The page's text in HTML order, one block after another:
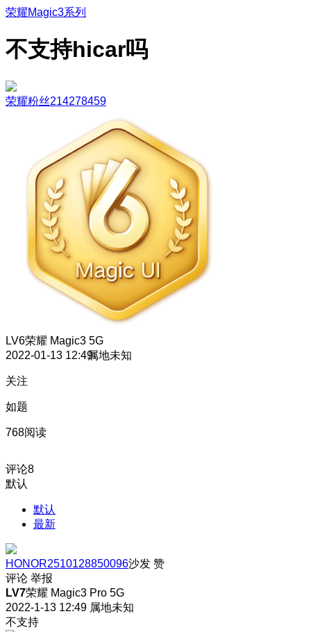
荣耀Magic3系列
不支持hicar吗
荣耀粉丝214278459
LV6荣耀 Magic3 5G
2022-01-13 12:49属地未知
关注
如题
768阅读
评论8
默认
默认
最新
HONOR2510128850096沙发 赞
评论 举报
LV7荣耀 Magic3 Pro 5G
2022-1-13 12:49 属地未知
不支持